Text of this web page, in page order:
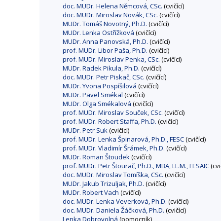
doc. MUDr. Helena Němcová, CSc. (cvičící)
doc. MUDr. Miroslav Novák, CSc. (cvičící)
MUDr. Tomáš Novotný, Ph.D. (cvičící)
MUDr. Lenka Ostřížková (cvičící)
MUDr. Anna Panovská, Ph.D. (cvičící)
prof. MUDr. Libor Paša, Ph.D. (cvičící)
prof. MUDr. Miroslav Penka, CSc. (cvičící)
MUDr. Radek Pikula, Ph.D. (cvičící)
doc. MUDr. Petr Piskač, CSc. (cvičící)
MUDr. Yvona Pospíšilová (cvičící)
MUDr. Pavel Smékal (cvičící)
MUDr. Olga Smékalová (cvičící)
prof. MUDr. Miroslav Souček, CSc. (cvičící)
prof. MUDr. Robert Staffa, Ph.D. (cvičící)
MUDr. Petr Suk(cvičící)
prof. MUDr. Lenka Špinarová, Ph.D., FESC(cvičící)
prof. MUDr. Vladimír Šrámek, Ph.D. (cvičící)
MUDr. Roman Štoudek(cvičící)
prof. MUDr. Petr Štourač, Ph.D., MBA, LL.M., FESAIC
doc. MUDr. Miroslav Tomíška, CSc. (cvičící)
MUDr. Jakub Trizuljak, Ph.D. (cvičící)
MUDr. Robert Vach (cvičící)
doc. MUDr. Lenka Veverková, Ph.D. (cvičící)
doc. MUDr. Daniela Žáčková, Ph.D. (cvičící)
Lenka Dobrovolná (pomocník)